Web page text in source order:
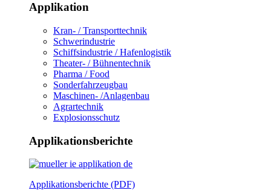
Applikation
Kran- / Transporttechnik
Schwerindustrie
Schiffsindustrie / Hafenlogistik
Theater- / Bühnentechnik
Pharma / Food
Sonderfahrzeugbau
Maschinen- /Anlagenbau
Agrartechnik
Explosionsschutz
Applikationsberichte
Applikationsberichte (PDF)